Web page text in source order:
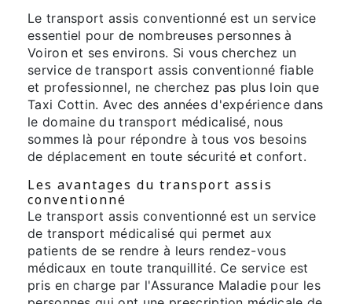
Le transport assis conventionné est un service
essentiel pour de nombreuses personnes à
Voiron et ses environs. Si vous cherchez un
service de transport assis conventionné fiable
et professionnel, ne cherchez pas plus loin que
Taxi Cottin. Avec des années d'expérience dans
le domaine du transport médicalisé, nous
sommes là pour répondre à tous vos besoins
de déplacement en toute sécurité et confort.
Les avantages du transport assis
conventionné
Le transport assis conventionné est un service
de transport médicalisé qui permet aux
patients de se rendre à leurs rendez-vous
médicaux en toute tranquillité. Ce service est
pris en charge par l'Assurance Maladie pour les